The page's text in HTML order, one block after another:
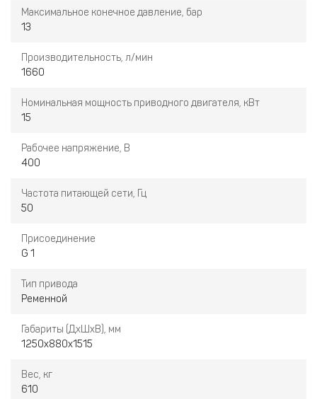
Максимальное конечное давление, бар
13
Производительность, л/мин
1660
Номинальная мощность приводного двигателя, кВт
15
Рабочее напряжение, В
400
Частота питающей сети, Гц
50
Присоединение
G 1
Тип привода
Ременной
Габариты (ДхШхВ), мм
1250х880х1515
Вес, кг
610